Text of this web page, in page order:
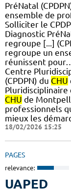
PréNatal
ensemble de
Solliciter le
Diagnostic
regroupe [...]
regroupe un
réunissent
Centre
(CPDPN) du CHU
Pluridisciplinaire
CHU de
professionnels
mieux les
18/02/2026 15:25
PAGES
relevance:
UAPED